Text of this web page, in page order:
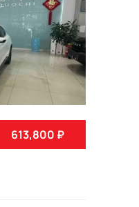
613,800 ₽